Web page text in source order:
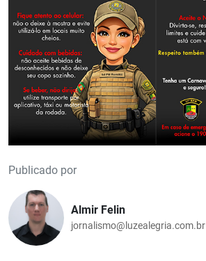
Publicado por
Almir Felin
jornalismo@luzealegria.com.br